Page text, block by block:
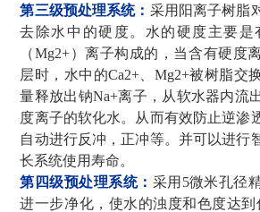
第三级预处理系统： 采用阳离子树脂
去除水中的硬度。水的硬度主要是
（Mg2+）离子构成的，当含有硬度
层时，水中的Ca2+、Mg2+被树脂交
量释放出钠Na+离子，从软水器内流
度离子的软化水。从而有效防止逆渗
自动进行反冲，正冲等。并可以进行
长系统使用寿命。
第四级预处理系统： 采用 5微米孔径
进一步净化，使水的浊度和色度达